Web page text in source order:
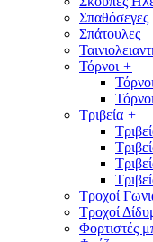
Σπαθόσεγες
Σπάτουλες
Τόρνοι +
Τριβεία +
Τροχοί
Τροχοί
Φορτιστές